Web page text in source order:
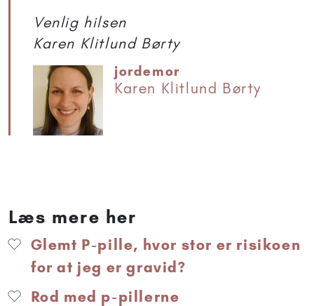
Venlig hilsen
Karen Klitlund Børty
jordemor
Karen Klitlund Børty
Læs mere her
Glemt P-pille, hvor stor er risikoen
for at jeg er gravid?
Rod med p-pillerne